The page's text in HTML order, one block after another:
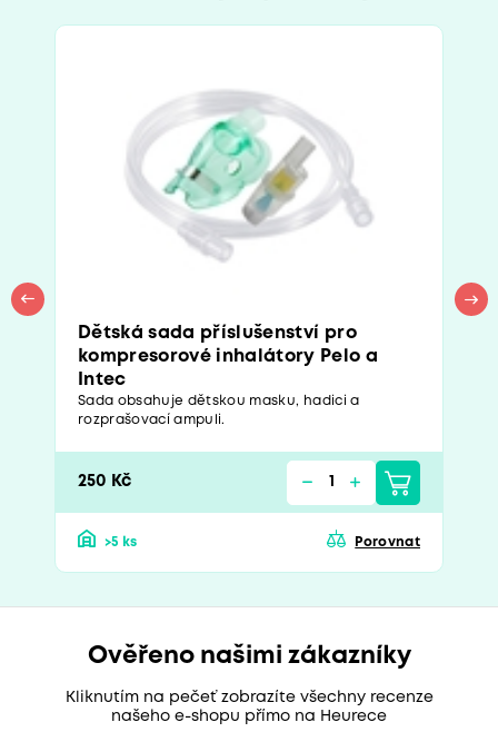
Dětská sada příslušenství pro
kompresorové inhalátory Pelo a
Intec
Sada obsahuje dětskou masku, hadici a
rozprašovací ampuli.
250 Kč
>5 ks Porovnat
Ověřeno našimi zákazníky
Kliknutím na pečeť zobrazíte všechny recenze
našeho e-shopu přímo na Heurece